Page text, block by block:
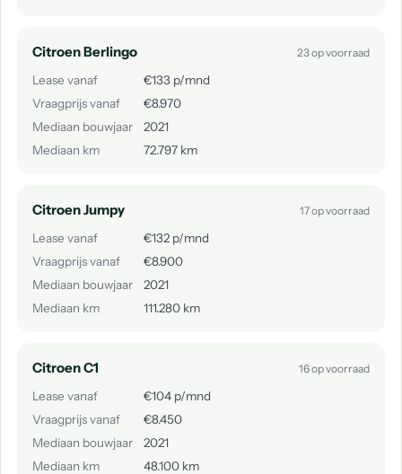
Citroen Berlingo 23 op voorraad
Lease vanaf
€133 p/mnd
Vraagprijs vanaf
€8.970
Mediaan bouwjaar
2021
Mediaan km
72.797 km
Citroen Jumpy 17 op voorraad
Lease vanaf
€132 p/mnd
Vraagprijs vanaf
€8.900
Mediaan bouwjaar
2021
Mediaan km
111.280 km
Citroen C1 16 op voorraad
Lease vanaf
€104 p/mnd
Vraagprijs vanaf
€8.450
Mediaan bouwjaar
2021
Mediaan km
48.100 km